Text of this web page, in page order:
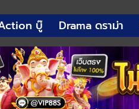
บู๊ Drama ดราม่า